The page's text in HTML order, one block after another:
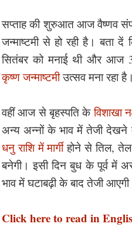
सप्ताह की शुरुआत आज वैष्णव
जन्माष्टमी से हो रही है। बता दें
सितंबर को मनाई थी और आज
कृष्ण जन्माष्टमीउत्सव मना रहा है।
वहीं आज से बृहस्पति केविशाखा
अन्य अन्नों के भाव में तेजी देखने
धनु राशि में मार्गीहोने से तिल,
बनेगी। इसी दिन बुध के पूर्व में
भाव में घटाबढ़ी के बाद तेजी
Click here to read in